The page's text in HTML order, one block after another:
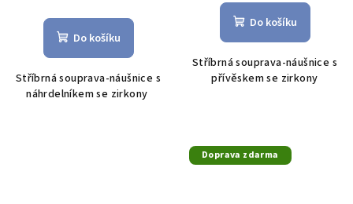
Do košíku
Stříbrná souprava-náušnice s
náhrdelníkem se zirkony
Do košíku
Stříbrná souprava-náušnice s
přívěskem se zirkony
Doprava zdarma